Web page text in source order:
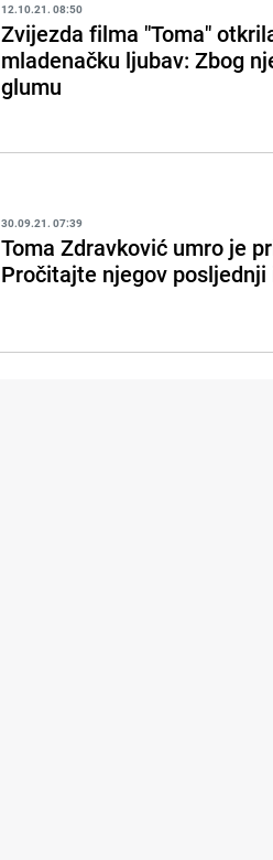
12.10.21. 08:50
Zvijezda filma "Toma"
mladenačku ljubav: Zbog
glumu
30.09.21. 07:39
Toma Zdravković umro je
Pročitajte njegov